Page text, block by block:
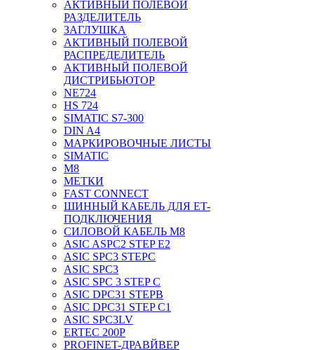
АКТИВНЫЙ ПОЛЕВОЙ
РАЗДЕЛИТЕЛЬ
ЗАГЛУШКА
АКТИВНЫЙ ПОЛЕВОЙ
РАСПРЕДЕЛИТЕЛЬ
АКТИВНЫЙ ПОЛЕВОЙ
ДИСТРИБЬЮТОР
NE724
HS 724
SIMATIC S7-300
DIN A4
МАРКИРОВОЧНЫЕ ЛИСТЫ
SIMATIC
M8
МЕТКИ
FAST CONNECT
ШИННЫЙ КАБЕЛЬ ДЛЯ ET-
ПОДКЛЮЧЕНИЯ
СИЛОВОЙ КАБЕЛЬ M8
ASIC ASPC2 STEP E2
ASIC SPC3 STEPC
ASIC SPC3
ASIC SPC 3 STEP C
ASIC DPC31 STEPB
ASIC DPC31 STEP C1
ASIC SPC3LV
ERTEC 200P
PROFINET-ДРАВЙВЕР